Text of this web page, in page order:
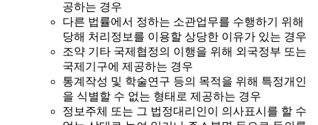
공하는 경우
다른 법률에서 정하는 소관업무를 수행하기 위해
당해 처리정보를 이용할 상당한 이유가 있는 경우
조약 기타 국제협정의 이행을 위해 외국정부 또는
국제기구에 제공하는 경우
통계작성 및 학술연구 등의 목적을 위해 특정개인
을 식별할 수 없는 형태로 제공하는 경우
정보주체 또는 그 법정대리인이 의사표시를 할 수